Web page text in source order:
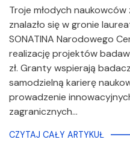
Troje młodych
znalazło się w gronie
SONATINA Narodowego
realizację projektów
zł. Granty wspierają
samodzielną karierę
prowadzenie
zagranicznych…
CZYTAJ CAŁY ARTYKUŁ